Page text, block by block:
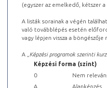
(egyszer az emelkedő, kétszer
A listák sorainak a végén
való továbblépés esetén
vagy lépjen vissza a
A „ Képzési programok szerinti
Képzési forma (szint)
0
Nem
A
Alapképzés